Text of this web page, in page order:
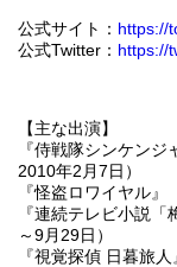
公式サイト： https://
公式Twitter： https://
【主な出演】
『侍戦隊シンケン
2010年2月7日）
『怪盗ロワイヤル
『連続テレビ小説
～9月29日）
『視覚探偵 日暮旅